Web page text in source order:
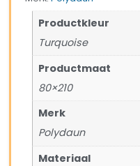
Productkleur
Turquoise
Productmaat
80×210
Merk
Polydaun
Materiaal